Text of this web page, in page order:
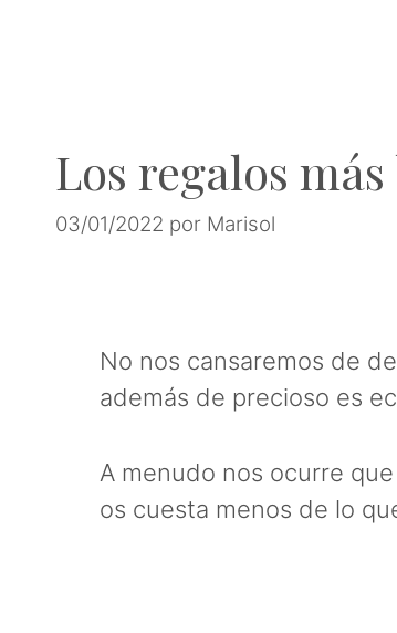
Los regalos
03/01/2022 por Marisol
No nos cansaremos de
además de precioso es
A menudo nos ocurre
os cuesta menos de lo